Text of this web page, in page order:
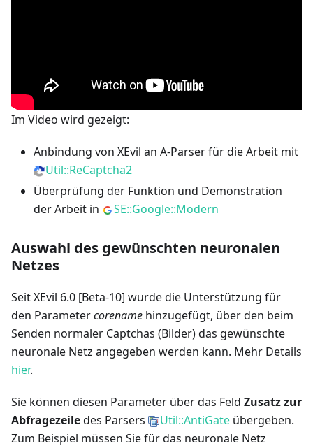
Im Video wird gezeigt:
Anbindung von XEvil an A-Parser für die Arbeit mit
Util::ReCaptcha2
Überprüfung der Funktion und Demonstration
der Arbeit in
SE::Google::Modern
Auswahl des gewünschten neuronalen
Netzes
Seit XEvil 6.0 [Beta-10] wurde die Unterstützung für
den Parametercorename hinzugefügt, über den beim
Senden normaler Captchas (Bilder) das gewünschte
neuronale Netz angegeben werden kann. Mehr Details
hier.
Sie können diesen Parameter über das Feld Zusatz zur
Abfragezeiledes Parsers Util::AntiGate übergeben.
Zum Beispiel müssen Sie für das neuronale Netz